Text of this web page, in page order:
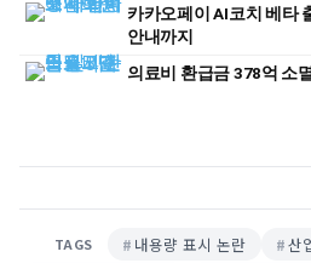
카카오페이 AI코치 베타
안내까지
의료비 환급금 378억 소
TAGS 내용량 표시 논란
산